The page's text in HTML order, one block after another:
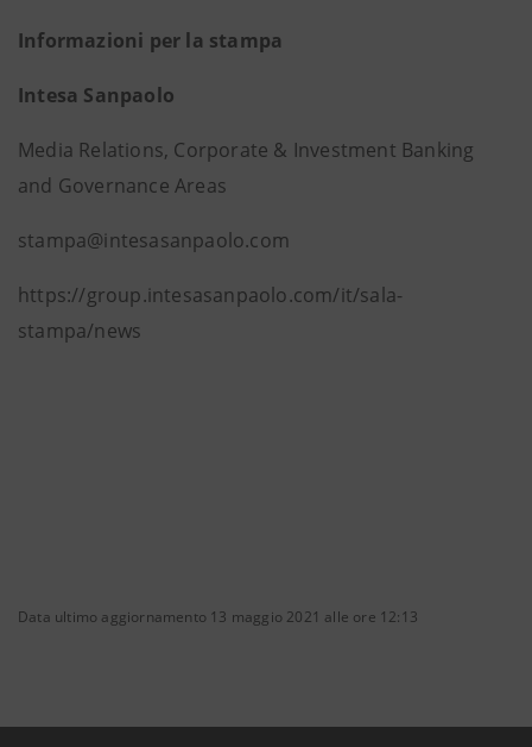
Informazioni per la stampa
Intesa Sanpaolo
Media Relations, Corporate & Investment Banking
and Governance Areas
stampa@intesasanpaolo.com
https://group.intesasanpaolo.com/it/sala-
stampa/news
Data ultimo aggiornamento 13 maggio 2021 alle ore 12:13